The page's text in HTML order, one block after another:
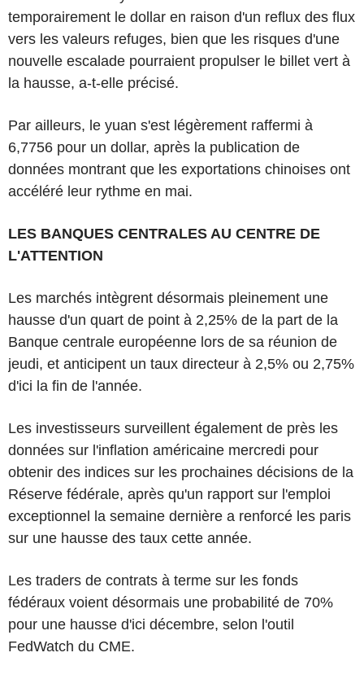
temporairement le dollar en raison d'un reflux des flux
vers les valeurs refuges, bien que les risques d'une
nouvelle escalade pourraient propulser le billet vert à
la hausse, a-t-elle précisé.
Par ailleurs, le yuan s'est légèrement raffermi à
6,7756 pour un dollar, après la publication de
données montrant que les exportations chinoises ont
accéléré leur rythme en mai.
LES BANQUES CENTRALES AU CENTRE DE
L'ATTENTION
Les marchés intègrent désormais pleinement une
hausse d'un quart de point à 2,25% de la part de la
Banque centrale européenne lors de sa réunion de
jeudi, et anticipent un taux directeur à 2,5% ou 2,75%
d'ici la fin de l'année.
Les investisseurs surveillent également de près les
données sur l'inflation américaine mercredi pour
obtenir des indices sur les prochaines décisions de la
Réserve fédérale, après qu'un rapport sur l'emploi
exceptionnel la semaine dernière a renforcé les paris
sur une hausse des taux cette année.
Les traders de contrats à terme sur les fonds
fédéraux voient désormais une probabilité de 70%
pour une hausse d'ici décembre, selon l'outil
FedWatch du CME.